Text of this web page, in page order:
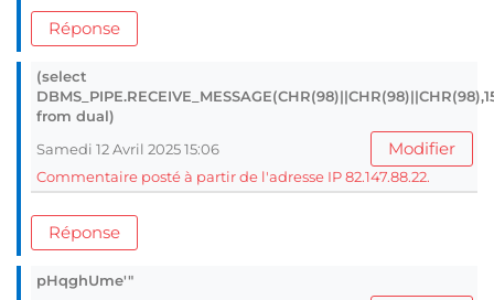
Réponse
(select
from dual)
Samedi 12 Avril 2025 15:06
Modifier
Commentaire posté à partir de l'adresse IP 82.147.88.22.
Réponse
pHqghUme'"